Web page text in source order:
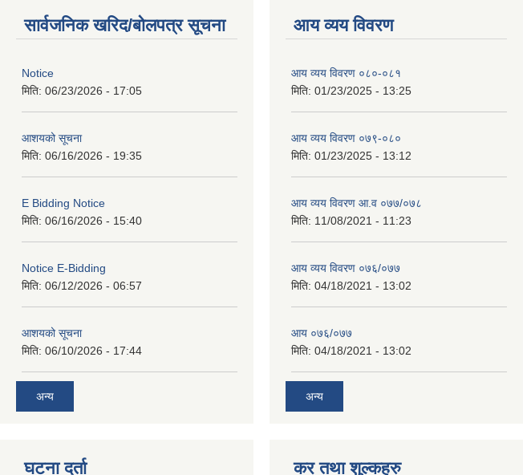
सार्वजनिक खरिद/बोलपत्र सूचना
Notice
मिति: 06/23/2026 - 17:05
आशयको सूचना
मिति: 06/16/2026 - 19:35
E Bidding Notice
मिति: 06/16/2026 - 15:40
Notice E-Bidding
मिति: 06/12/2026 - 06:57
आशयको सूचना
मिति: 06/10/2026 - 17:44
अन्य
आय व्यय विवरण
आय व्यय विवरण ०८०-०८१
मिति: 01/23/2025 - 13:25
आय व्यय विवरण ०७९-०८०
मिति: 01/23/2025 - 13:12
आय व्यय विवरण आ.व ०७७/०७८
मिति: 11/08/2021 - 11:23
आय व्यय विवरण ०७६/०७७
मिति: 04/18/2021 - 13:02
आय ०७६/०७७
मिति: 04/18/2021 - 13:02
अन्य
घटना दर्ता कर तथा शुल्कहरु